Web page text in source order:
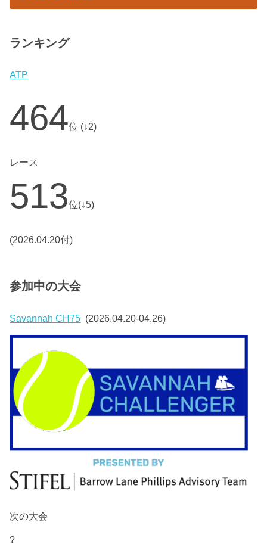
ランキング
ATP
464位 (↓2)
レース
513位(↓5)
(2026.04.20付)
参加中の大会
Savannah CH75 (2026.04.20-04.26)
次の大会
?